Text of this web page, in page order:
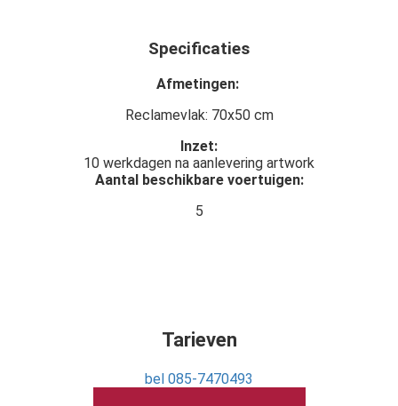
Specificaties
Afmetingen:
Reclamevlak: 70x50 cm
Inzet:
10 werkdagen na aanlevering artwork
Aantal beschikbare voertuigen:
5
Tarieven
bel 085-7470493